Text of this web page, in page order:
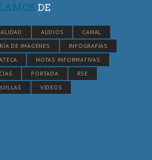
DE
AUDIOS
CANAL
DE IMÁGENES
INFOGRAFÍAS
NOTAS INFORMATIVAS
PORTADA
RSE
VÍDEOS